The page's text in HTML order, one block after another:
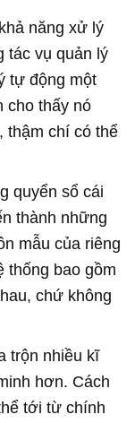
năng xử lý
tác vụ quản lý
tự động một
cho thấy nó
thậm chí có thể
quyển sổ cái
thành những
mẫu của riêng
thống bao gồm
chứ không
trộn nhiều kĩ
hơn. Cách
tới từ chính